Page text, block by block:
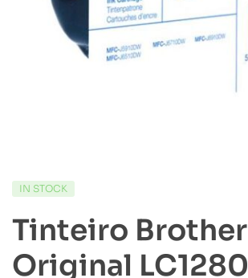
IN STOCK
Tinteiro Brother
Original LC1280